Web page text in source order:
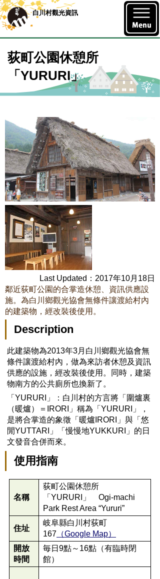
白川村觀光資訊
荻町公園休憩所
「YURURI」
Last Updated：2017年10月18日
鄰近荻町公園的合掌造休憩、資訊供應設
施。為白川鄉觀光協會無條件讓渡給村內
的建築物，經改裝後使用。
Description
此建築物為2013年3月白川鄉觀光協會無
條件讓渡給村內，做為來訪者休憩及資訊
供應的設施，經改裝後使用。同時，建築
物南方的公共廁所也換新了。
「YURURI」：白川村的方言將「圍爐裏
（暖爐）＝IRORI」稱為「YURURI」，
是將合掌造的象徵「暖爐IRORI」與「悠
閒YUTTARI」「慢慢地YUKKURI」的日
文發音合併而來。
使用指南
名稱
荻町公園休憩所
「YURURI」 Ogi-machi
Park Rest Area “Yururi”
住址
岐阜縣白川村荻町
167 （Google Map）
開放
時間
毎日9點～16點（有臨時閉
館）